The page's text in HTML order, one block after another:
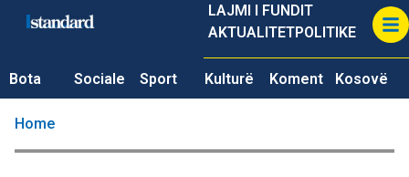
LAJMI I FUNDIT
AKTUALITETPOLITIKE
Bota Sociale Sport Kulturë Koment Kosovë
Home